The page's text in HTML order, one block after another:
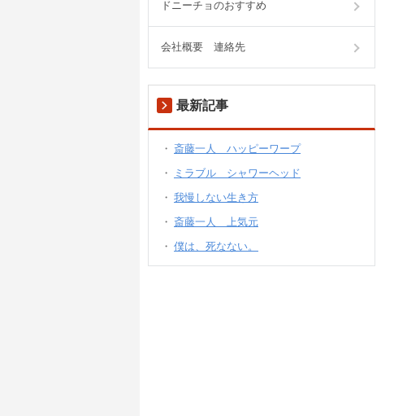
ドニーチョのおすすめ
会社概要 連絡先
最新記事
斎藤一人 ハッピーワープ
ミラブル シャワーヘッド
我慢しない生き方
斎藤一人 上気元
僕は、死なない。